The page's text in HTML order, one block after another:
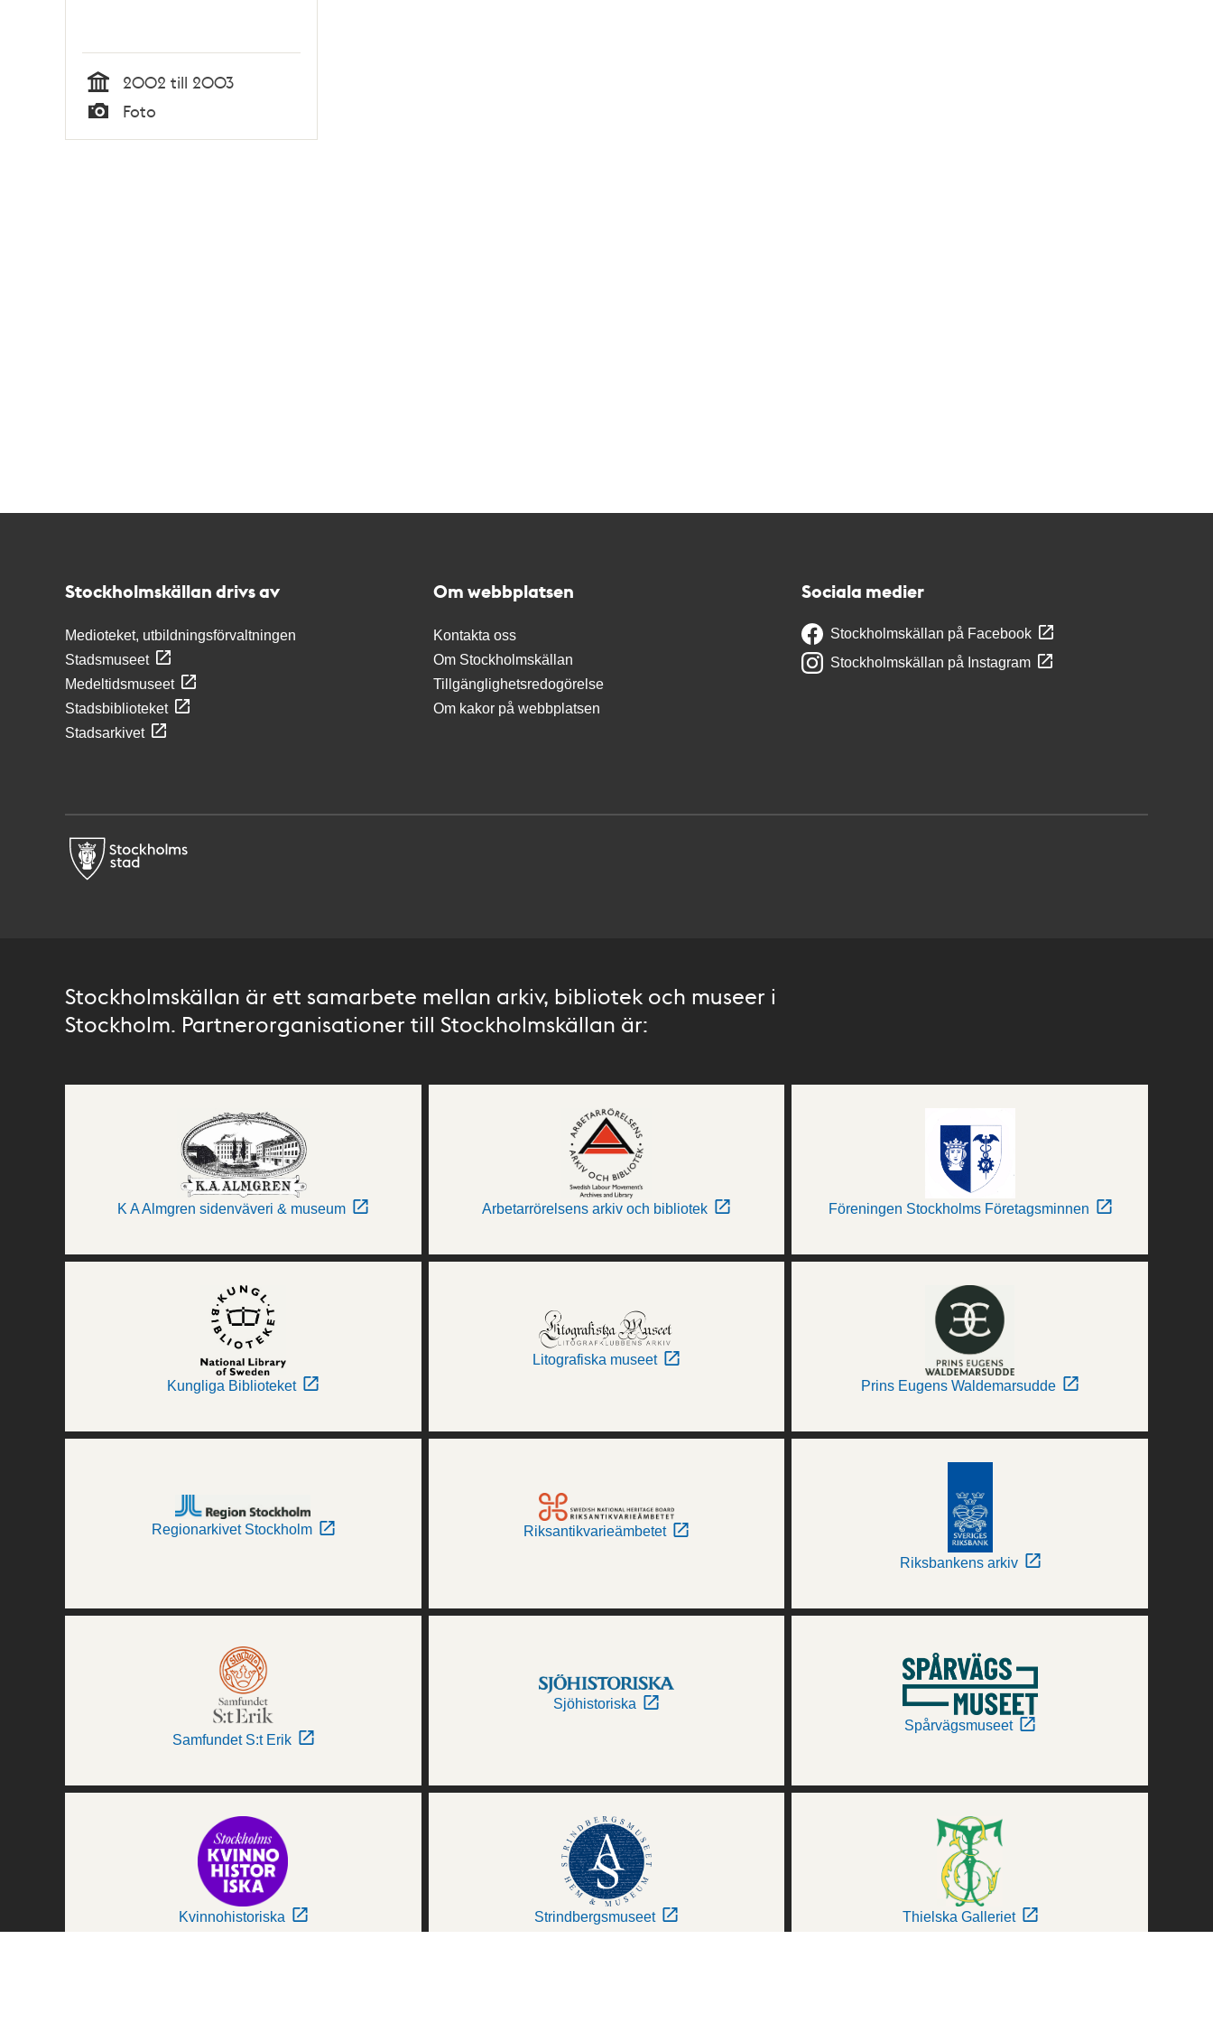
Tid
2002 till 2003
Typ
Foto
Stockholmskällan drivs av
Medioteket, utbildningsförvaltningen
Stadsmuseet
Medeltidsmuseet
Stadsbiblioteket
Stadsarkivet
Om webbplatsen
Kontakta oss
Om Stockholmskällan
Tillgänglighetsredogörelse
Om kakor på webbplatsen
Sociala medier
Stockholmskällan på Facebook
Stockholmskällan på Instagram
Stockholmskällan är ett samarbete mellan arkiv, bibliotek och museer i
Stockholm. Partnerorganisationer till Stockholmskällan är:
K A Almgren sidenväveri & museum Arbetarrörelsens arkiv och bibliotek Föreningen Stockholms Företagsminnen
Kungliga Biblioteket
Litografiska museet
Prins Eugens Waldemarsudde
Regionarkivet Stockholm Riksantikvarieämbetet
Riksbankens arkiv
Samfundet S:t Erik
Sjöhistoriska
Spårvägsmuseet
Kvinnohistoriska Strindbergsmuseet Thielska Galleriet